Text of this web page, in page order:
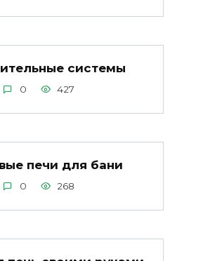
системы
0 427
печи для бани
0 268